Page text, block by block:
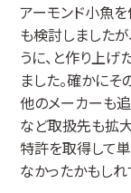
アーモンド小魚
も検討しました
うに、と作り上
ました。確かに
他のメーカーも
など取扱先も拡
特許を取得して
なかったかもしれ